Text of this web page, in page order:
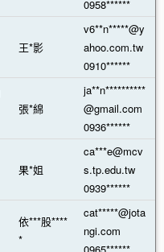
0958******
王*影
v6**n*****@y
ahoo.com.tw
0910******
張*綿
ja**n**********
@gmail.com
0936******
果*姐
ca***e@mcv
s.tp.edu.tw
0939******
依***股****
*
cat*****@jota
ngi.com